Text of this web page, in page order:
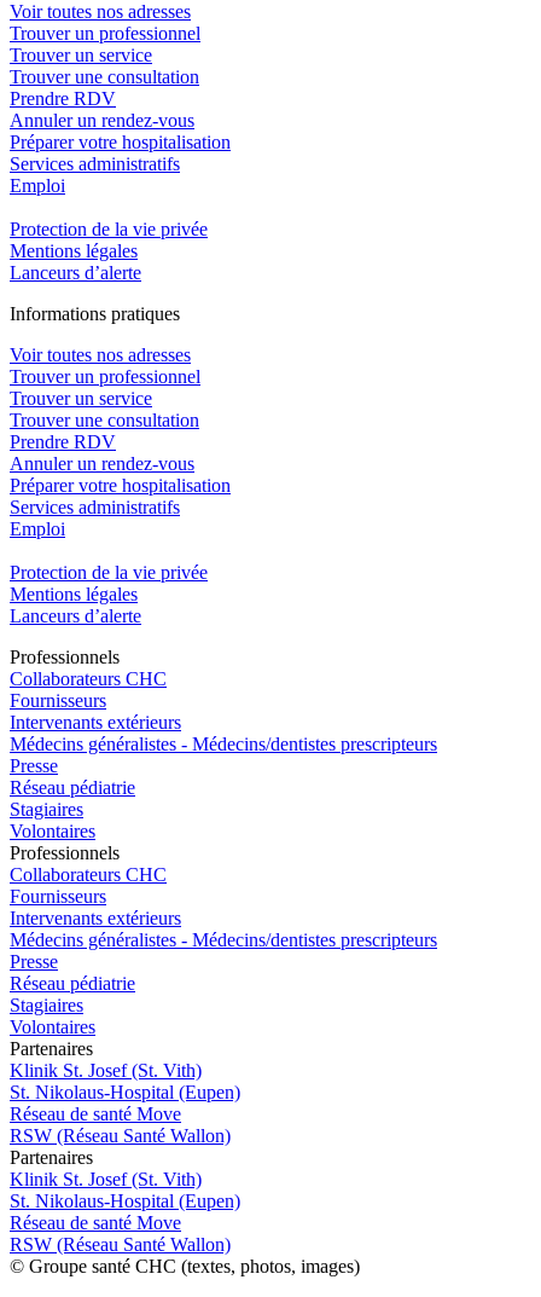
Voir toutes nos adresses
Trouver un professionnel
Trouver un service
Trouver une consultation
Prendre RDV
Annuler un rendez-vous
Préparer votre hospitalisation
Services administratifs
Emploi​
Protection de la vie privée
Mentions légales
Lanceurs d’alerte
Informations pratiques
Voir toutes nos adresses
Trouver un professionnel
Trouver un service
Trouver une consultation
Prendre RDV
Annuler un rendez-vous
Préparer votre hospitalisation
Services administratifs
Emploi​
Protection de la vie privée
Mentions légales
Lanceurs d’alerte
Professionnels
Collaborateurs CHC
Fournisseurs
Intervenants extérieurs
Médecins généralistes - Médecins/dentistes prescripteurs
Presse
Réseau pédiatrie
Stagiaires
Volontaires
Professionnels
Collaborateurs CHC
Fournisseurs
Intervenants extérieurs
Médecins généralistes - Médecins/dentistes prescripteurs
Presse
Réseau pédiatrie
Stagiaires
Volontaires
Partenaires
Klinik St. Josef (St. Vith)
St. Nikolaus-Hospital (Eupen)
Réseau de santé Move
RSW (Réseau Santé Wallon)
Partenaires
Klinik St. Josef (St. Vith)
St. Nikolaus-Hospital (Eupen)
Réseau de santé Move
RSW (Réseau Santé Wallon)
© Groupe santé CHC (textes, photos, images)